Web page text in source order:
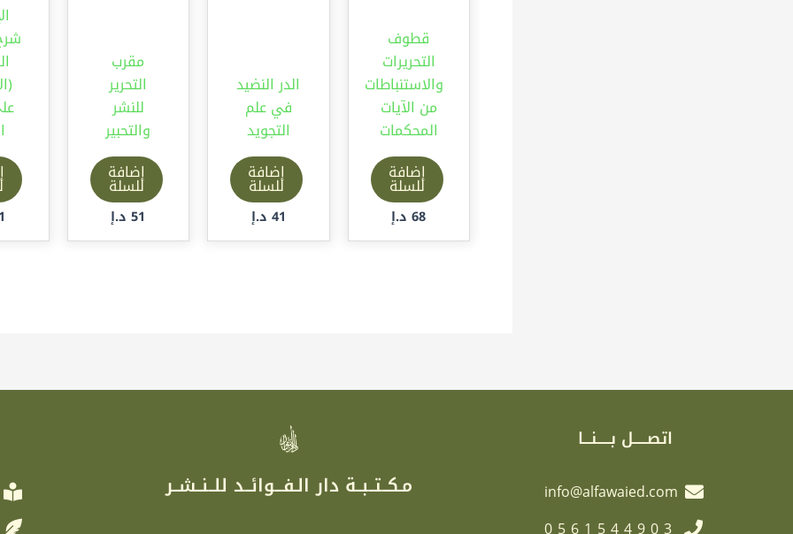
قطوف
التحريرات
والاستنباطات
من الآيات
المحكمات
إضافة
للسلة
68 د.إ
الدر النضيد
في علم
التجويد
إضافة
للسلة
41 د.إ
مقرب
التحرير
للنشر
والتحبير
إضافة
للسلة
51 د.إ
اتصـــــل بـــــنـــا
info@alfawaied.com
0561544903
مـكــتــبــة دار الـفـــوائــد للــنــشــر